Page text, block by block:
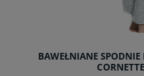
BAWEŁNIANE